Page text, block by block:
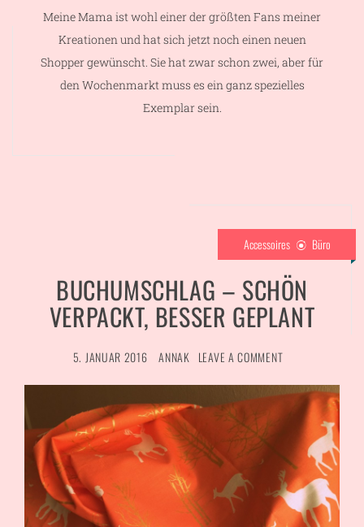
Meine Mama ist wohl einer der größten Fans meiner
Kreationen und hat sich jetzt noch einen neuen
Shopper gewünscht. Sie hat zwar schon zwei, aber für
den Wochenmarkt muss es ein ganz spezielles
Exemplar sein.
Accessoires Büro
BUCHUMSCHLAG – SCHÖN
VERPACKT, BESSER GEPLANT
5. JANUAR 2016 ANNAK LEAVE A COMMENT